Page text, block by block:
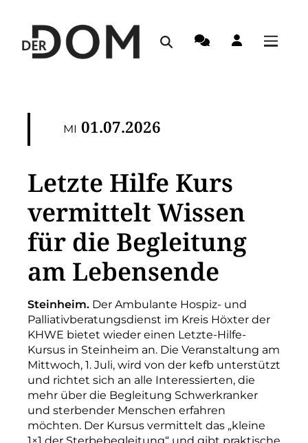
MI 01.07.2026
Letzte Hilfe Kurs
vermittelt Wissen
für die Begleitung
am Lebensende
Steinheim. Der Ambulante Hospiz- und
Palliativberatungsdienst im Kreis Höxter der
KHWE bietet wieder einen Letzte-Hilfe-
Kursus in Steinheim an. Die Veranstaltung am
Mittwoch, 1. Juli, wird von der kefb unterstützt
und richtet sich an alle Interessierten, die
mehr über die Begleitung Schwerkranker
und sterbender Menschen erfahren
möchten. Der Kursus vermittelt das „kleine